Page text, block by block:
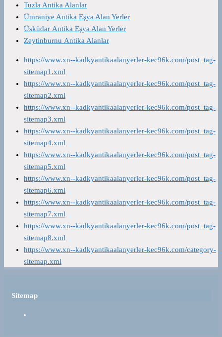
Tuzla Antika Alanlar
Ümraniye Antika Eşya Alan Yerler
Üsküdar Antika Eşya Alan Yerler
Zeytinburnu Antika Alanlar
https://www.xn--kadkyantikaalanyerler-kec96k.com/post_tag-
sitemap1.xml
https://www.xn--kadkyantikaalanyerler-kec96k.com/post_tag-
sitemap2.xml
https://www.xn--kadkyantikaalanyerler-kec96k.com/post_tag-
sitemap3.xml
https://www.xn--kadkyantikaalanyerler-kec96k.com/post_tag-
sitemap4.xml
https://www.xn--kadkyantikaalanyerler-kec96k.com/post_tag-
sitemap5.xml
https://www.xn--kadkyantikaalanyerler-kec96k.com/post_tag-
sitemap6.xml
https://www.xn--kadkyantikaalanyerler-kec96k.com/post_tag-
sitemap7.xml
https://www.xn--kadkyantikaalanyerler-kec96k.com/post_tag-
sitemap8.xml
https://www.xn--kadkyantikaalanyerler-kec96k.com/category-
sitemap.xml
Sitemap